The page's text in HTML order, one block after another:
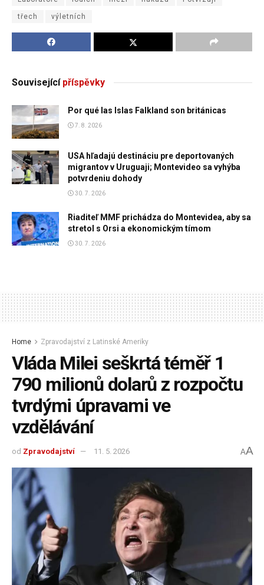
třech výletních
Souvisejícípříspěvky
Por qué las Islas Falkland son británicas
7. 8. 2026
USA hľadajú destináciu pre deportovaných
migrantov v Uruguaji; Montevideo sa vyhýba
potvrdeniu dohody
30. 7. 2026
Riaditeľ MMF prichádza do Montevidea, aby sa
stretol s Orsi a ekonomickým tímom
30. 7. 2026
Home Zpravodajství z Latinské Ameriky
Vláda Milei seškrtá téměř 1
790 milionů dolarů z rozpočtu
tvrdými úpravami ve
vzdělávání
od Zpravodajství 11. 5. 2026 AA